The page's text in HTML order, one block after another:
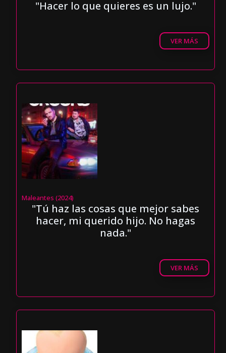
"Hacer lo que quieres es un lujo."
VER MÁS
Maleantes (2024)
"Tú haz las cosas que mejor sabes
hacer, mi querido hijo. No hagas
nada."
VER MÁS